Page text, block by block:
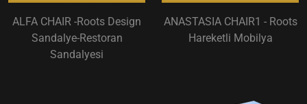
ALFA CHAIR -Roots Design
Sandalye-Restoran
Sandalyesi
ANASTASIA CHAIR1 - Roots
Hareketli Mobilya